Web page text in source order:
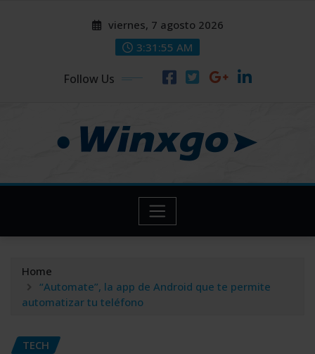
viernes, 7 agosto 2026
3:31:55 AM
Follow Us
Home
“Automate”, la app de Android que te permite
automatizar tu teléfono
TECH